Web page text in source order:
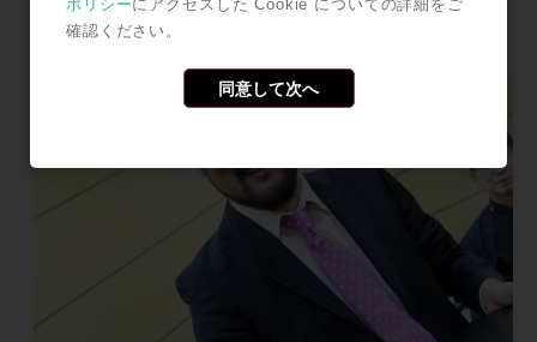
ポリシーにアクセスした Cookie についての詳細をご
確認ください。
同意して次へ